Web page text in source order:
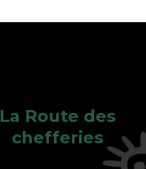
La Route des
chefferies